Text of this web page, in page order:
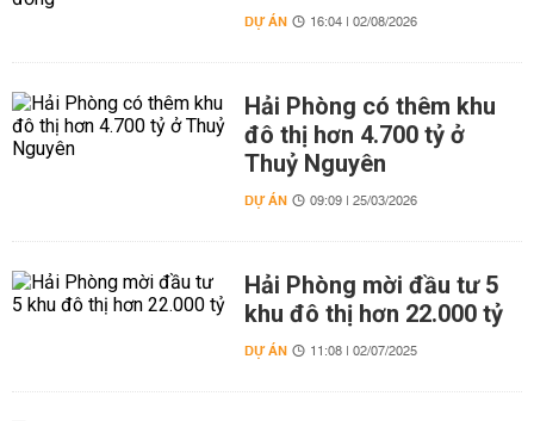
DỰ ÁN 16:04 | 02/08/2026
Hải Phòng có thêm khu
đô thị hơn 4.700 tỷ ở
Thuỷ Nguyên
DỰ ÁN 09:09 | 25/03/2026
Hải Phòng mời đầu tư 5
khu đô thị hơn 22.000 tỷ
DỰ ÁN 11:08 | 02/07/2025